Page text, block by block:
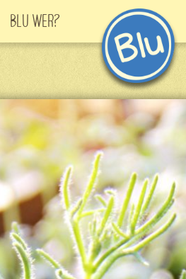
Blu Wer?